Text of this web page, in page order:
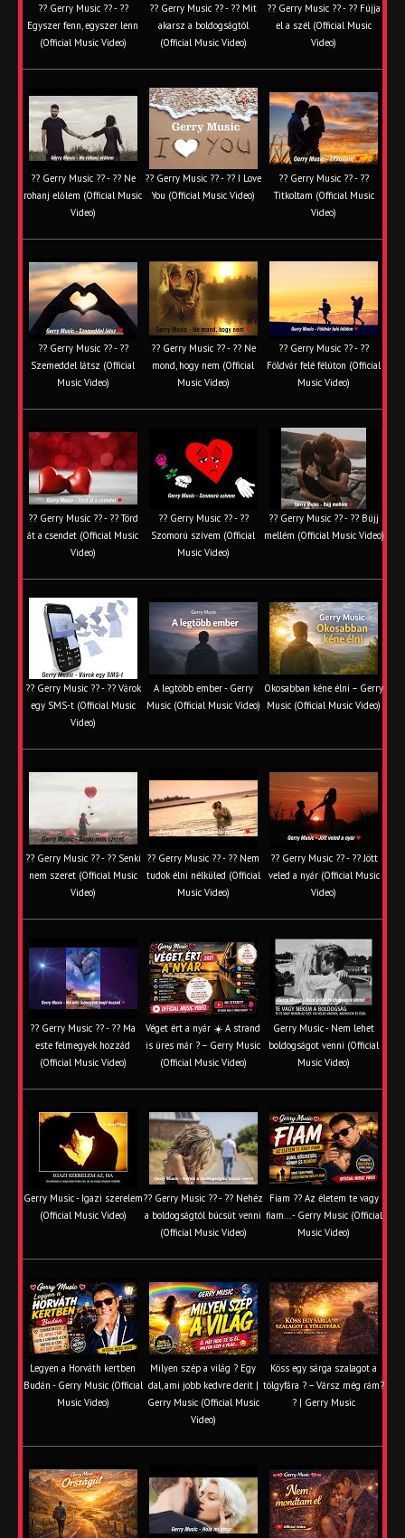
?? Gerry Music ?? - ??
Egyszer fenn, egyszer lenn
(Official Music Video)
?? Gerry Music ?? - ?? Mit
akarsz a boldogságtól
(Official Music Video)
?? Gerry Music ?? - ?? Fújja
el a szél (Official Music
Video)
?? Gerry Music ?? - ?? Ne
rohanj előlem (Official Music
Video)
?? Gerry Music ?? - ?? I Love
You (Official Music Video)
?? Gerry Music ?? - ??
Titkoltam (Official Music
Video)
?? Gerry Music ?? - ??
Szemeddel látsz (Official
Music Video)
?? Gerry Music ?? - ?? Ne
mond, hogy nem (Official
Music Video)
?? Gerry Music ?? - ??
Földvár felé félúton (Official
Music Video)
?? Gerry Music ?? - ?? Törd
át a csendet (Official Music
Video)
?? Gerry Music ?? - ??
Szomorú szívem (Official
Music Video)
?? Gerry Music ?? - ?? Bújj
mellém (Official Music Video)
?? Gerry Music ?? - ?? Várok
egy SMS-t (Official Music
Video)
A legtöbb ember - Gerry
Music (Official Music Video)
Okosabban kéne élni – Gerry
Music (Official Music Video)
?? Gerry Music ?? - ?? Senki
nem szeret (Official Music
Video)
?? Gerry Music ?? - ?? Nem
tudok élni nélküled (Official
Music Video)
?? Gerry Music ?? - ?? Jött
veled a nyár (Official Music
Video)
?? Gerry Music ?? - ?? Ma
este felmegyek hozzád
(Official Music Video)
Véget ért a nyár ☀️ A strand
is üres már ? – Gerry Music
(Official Music Video)
Gerry Music - Nem lehet
boldogságot venni (Official
Music Video)
Gerry Music - Igazi szerelem
(Official Music Video)
?? Gerry Music ?? - ?? Nehéz
a boldogságtól búcsút venni
(Official Music Video)
Fiam ?‍? Az életem te vagy
fiam... - Gerry Music (Official
Music Video)
Legyen a Horváth kertben
Budán - Gerry Music (Official
Music Video)
Milyen szép a világ ? Egy
dal, ami jobb kedvre derít |
Gerry Music (Official Music
Video)
Köss egy sárga szalagot a
tölgyfára ?️ – Vársz még rám?
? | Gerry Music